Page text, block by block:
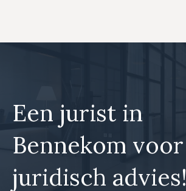
de
Een jurist in
Bennekom voor
juridisch advies!